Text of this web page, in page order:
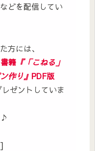
どを配信してい
方には、
籍『「こねる」
作り』 PDF版
ゼントしていま
♪
]